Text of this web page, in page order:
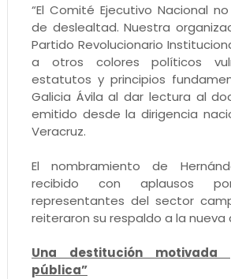
“El Comité Ejecutivo Nacional
de deslealtad. Nuestra
Partido Revolucionario
a otros colores políticos
estatutos y principios
Galicia Ávila al dar lectura al
emitido desde la dirigencia
Veracruz.
El nombramiento de
recibido con aplausos
representantes del sector
reiteraron su respaldo a la nueva
Una destitución motivada
pública”